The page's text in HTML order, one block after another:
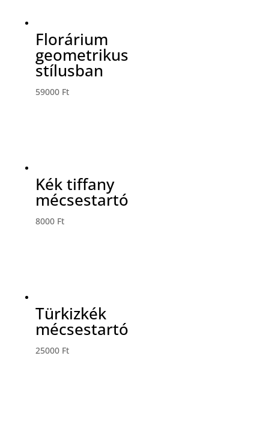
Florárium
geometrikus
stílusban
59000 Ft
Kék tiffany
mécsestartó
8000 Ft
Türkizkék
mécsestartó
25000 Ft